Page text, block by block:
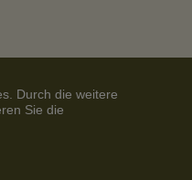
Durch die weitere
Sie die